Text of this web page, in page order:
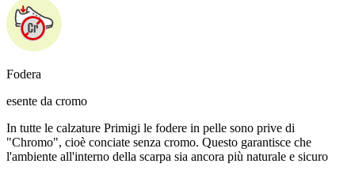
Fodera
esente da cromo
In tutte le calzature Primigi le fodere in pelle sono prive di
"Chromo", cioè conciate senza cromo. Questo garantisce che
l'ambiente all'interno della scarpa sia ancora più naturale e sicuro